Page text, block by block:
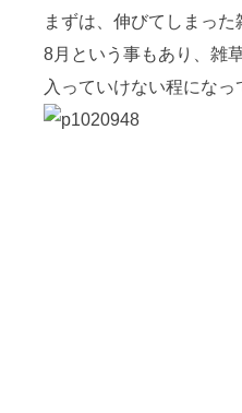
まずは、伸びてしまった
8月という事もあり、雑
入っていけない程になっ